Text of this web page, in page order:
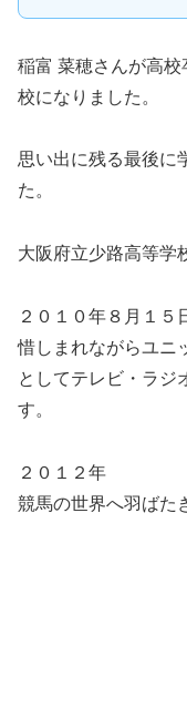
稲富 菜穂さんが高
校になりました。
思い出に残る最後に
た。
大阪府立少路高等学
２０１０年８月１５
惜しまれながらユニ
としてテレビ・ラジ
す。
２０１２年
競馬の世界へ羽ばた